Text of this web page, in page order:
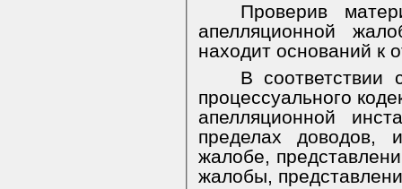
Проверив
апелляционной
находит оснований к
В соответствии
процессуального
апелляционной
пределах доводов,
жалобе,
жалобы,